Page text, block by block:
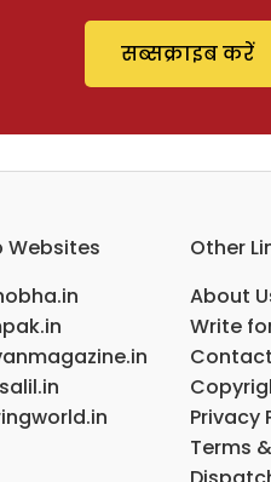
सब्सक्राइब करें
Websites
Other
About
Write
Privacy
Terms